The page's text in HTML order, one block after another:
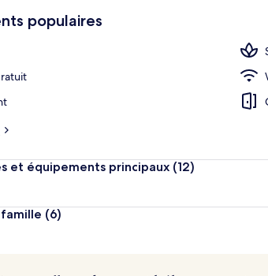
n
populaires
et équipements principaux (12)
famille (6)